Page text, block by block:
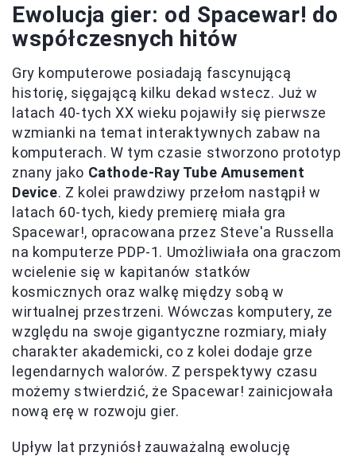
Ewolucja gier: od Spacewar! do
współczesnych hitów
Gry komputerowe posiadają fascynującą
historię, sięgającą kilku dekad wstecz. Już w
latach 40-tych XX wieku pojawiły się pierwsze
wzmianki na temat interaktywnych zabaw na
komputerach. W tym czasie stworzono prototyp
znany jako Cathode-Ray Tube Amusement
Device. Z kolei prawdziwy przełom nastąpił w
latach 60-tych, kiedy premierę miała gra
Spacewar!, opracowana przez Steve'a Russella
na komputerze PDP-1. Umożliwiała ona graczom
wcielenie się w kapitanów statków
kosmicznych oraz walkę między sobą w
wirtualnej przestrzeni. Wówczas komputery, ze
względu na swoje gigantyczne rozmiary, miały
charakter akademicki, co z kolei dodaje grze
legendarnych walorów. Z perspektywy czasu
możemy stwierdzić, że Spacewar! zainicjowała
nową erę w rozwoju gier.
Upływ lat przyniósł zauważalną ewolucję